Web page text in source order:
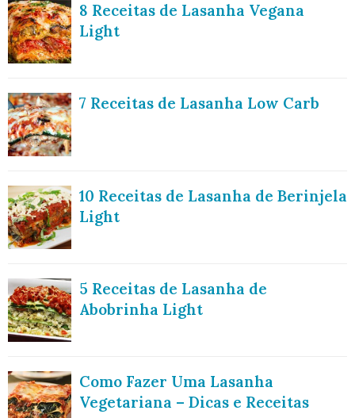
8 Receitas de Lasanha Vegana
Light
7 Receitas de Lasanha Low Carb
10 Receitas de Lasanha de Berinjela
Light
5 Receitas de Lasanha de
Abobrinha Light
Como Fazer Uma Lasanha
Vegetariana – Dicas e Receitas